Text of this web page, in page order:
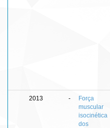
2013 -
Força
muscular
isocinética
dos